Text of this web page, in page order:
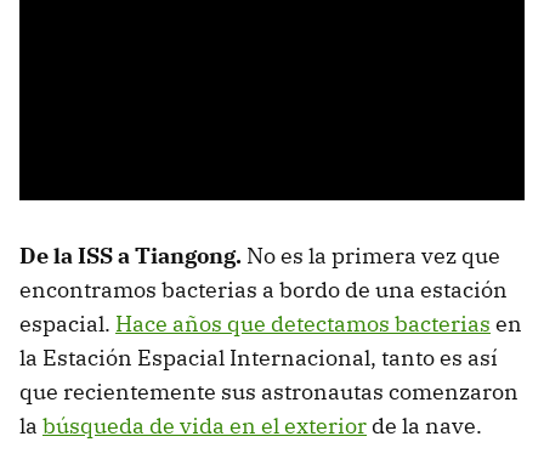
De la ISS a Tiangong. No es la primera vez que
encontramos bacterias a bordo de una estación
espacial. Hace años que detectamos bacterias en
la Estación Espacial Internacional, tanto es así
que recientemente sus astronautas comenzaron
la búsqueda de vida en el exterior de la nave.